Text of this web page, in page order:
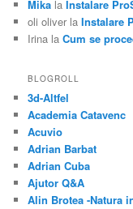
Mika laInstalare
oli oliver laInstalare
Irina laCum se
BLOGROLL
3d-Altfel
Academia Catavenc
Acuvio
Adrian Barbat
Adrian Cuba
Ajutor Q&A
Alin Brotea -Natura